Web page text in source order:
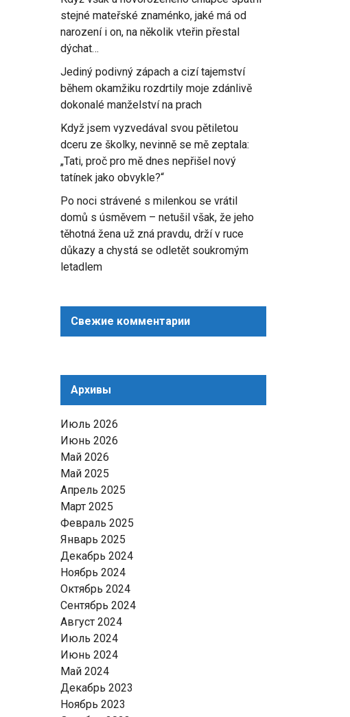
stejné mateřské znaménko, jaké má od
narození i on, na několik vteřin přestal
dýchat…
Jediný podivný zápach a cizí tajemství
během okamžiku rozdrtily moje zdánlivě
dokonalé manželství na prach
Když jsem vyzvedával svou pětiletou
dceru ze školky, nevinně se mě zeptala:
„Tati, proč pro mě dnes nepřišel nový
tatínek jako obvykle?“
Po noci strávené s milenkou se vrátil
domů s úsměvem – netušil však, že jeho
těhotná žena už zná pravdu, drží v ruce
důkazy a chystá se odletět soukromým
letadlem
Свежие комментарии
Архивы
Июль 2026
Июнь 2026
Май 2026
Май 2025
Апрель 2025
Март 2025
Февраль 2025
Январь 2025
Декабрь 2024
Ноябрь 2024
Октябрь 2024
Сентябрь 2024
Август 2024
Июль 2024
Июнь 2024
Май 2024
Декабрь 2023
Ноябрь 2023